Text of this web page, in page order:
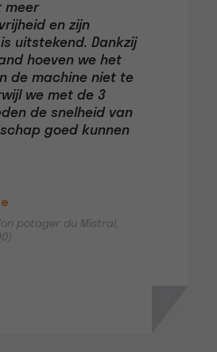
meer
en zijn
uitstekend. Dankzij
hoeven we het
de machine niet te
we met de 3
de snelheid van
goed kunnen
potager du Mistral,